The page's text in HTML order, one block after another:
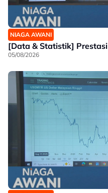
NIAGA AWANI
[Data & Statistik]
05/08/2026